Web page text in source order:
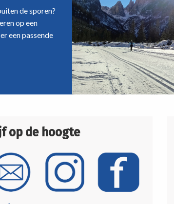
de sporen?
op een
een passende
op de hoogte